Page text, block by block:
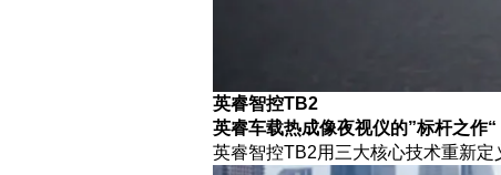
英睿智控TB2
英睿车载热成像夜视仪的”标杆之作“
英睿智控TB2用三大核心技术重新定